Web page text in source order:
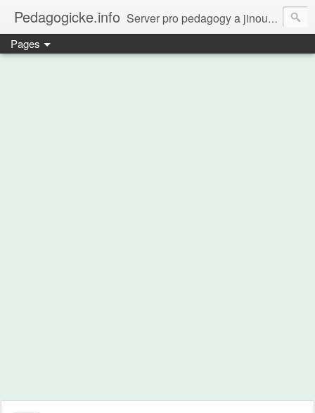
Pedagogicke.info Server pro pedagogy a jinou zvířenu
Pages